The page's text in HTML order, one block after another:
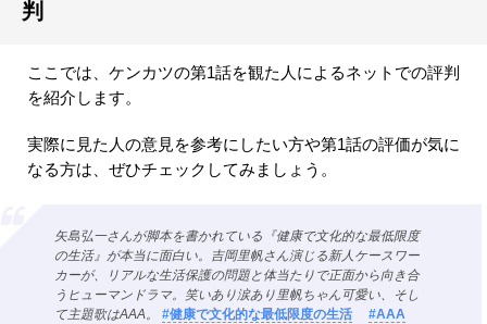
判
ここでは、ケンカツの第1話を観た人によるネットでの評判
を紹介します。
実際に見た人の意見を参考にしたい方や第1話の評価が気に
なる方は、ぜひチェックしてみましょう。
矢島弘一さんが脚本を書かれている『健康で文化的な最低限度
の生活』が本当に面白い。吉岡里帆さん演じる新人ケースワー
カーが、リアルな生活保護の問題と体当たりで正面から向き合
うヒューマンドラマ。笑いあり涙あり里帆ちゃん可愛い、そし
て主題歌はAAA。 #健康で文化的な最低限度の生活 #AAA